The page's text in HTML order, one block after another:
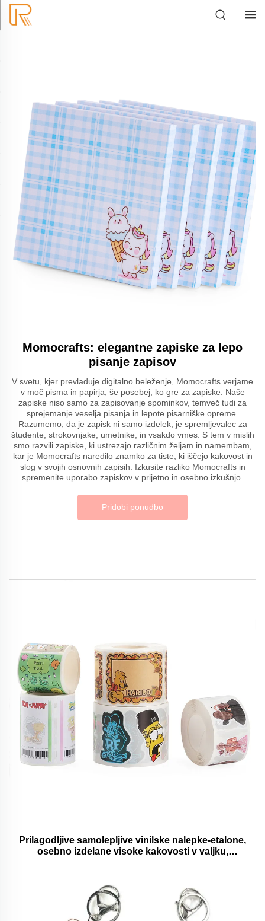
Momocrafts: elegantne zapiske za lepo
pisanje zapisov
V svetu, kjer prevladuje digitalno beleženje, Momocrafts verjame
v moč pisma in papirja, še posebej, ko gre za zapiske. Naše
zapiske niso samo za zapisovanje spominkov, temveč tudi za
sprejemanje veselja pisanja in lepote pisarniške opreme.
Razumemo, da je zapisk ni samo izdelek; je spremljevalec za
študente, strokovnjake, umetnike, in vsakdo vmes. S tem v mislih
smo razvili zapiske, ki ustrezajo različnim željam in namembam,
kar je Momocrafts naredilo znamko za tiste, ki iščejo kakovost in
slog v svojih osnovnih zapisih. Izkusite razliko Momocrafts in
spremenite uporabo zapiskov v prijetno in osebno izkušnjo.
Pridobi ponudbo
Prilagodljive samolepljive vinilske nalepke-etalone,
osebno izdelane visoke kakovosti v valjku,